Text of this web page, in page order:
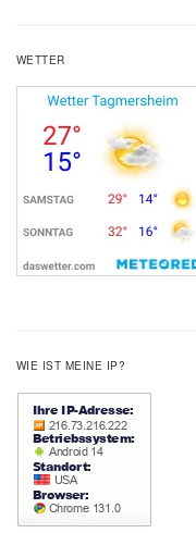
WETTER
WIE IST MEINE IP?